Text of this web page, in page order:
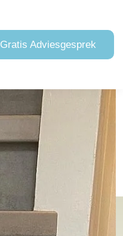
Gratis Adviesgesprek